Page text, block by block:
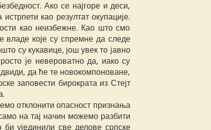
Ако се најгоре и деси,
као резултат окупације.
као неизбежне. Као што смо
владе које су спремне да следе
су кукавице, још увек то јавно
је невероватно да, иако су
да ће те новокомпоноване,
заповести бирократа из Стејт
отклонити опасност признања
на тај начин можемо разбити
ујединили све делове српске